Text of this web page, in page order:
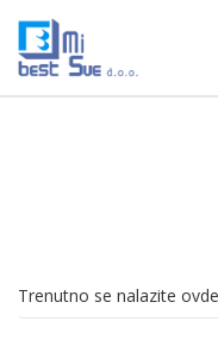
Trenutno se nalazite